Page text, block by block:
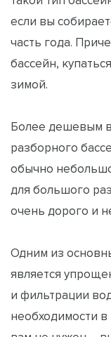
если вы
часть года.
бассейн,
зимой.
Более дешевым
разборного
обычно
для большого
очень дорого и
Одним из
является
и фильтрации
необходимости в